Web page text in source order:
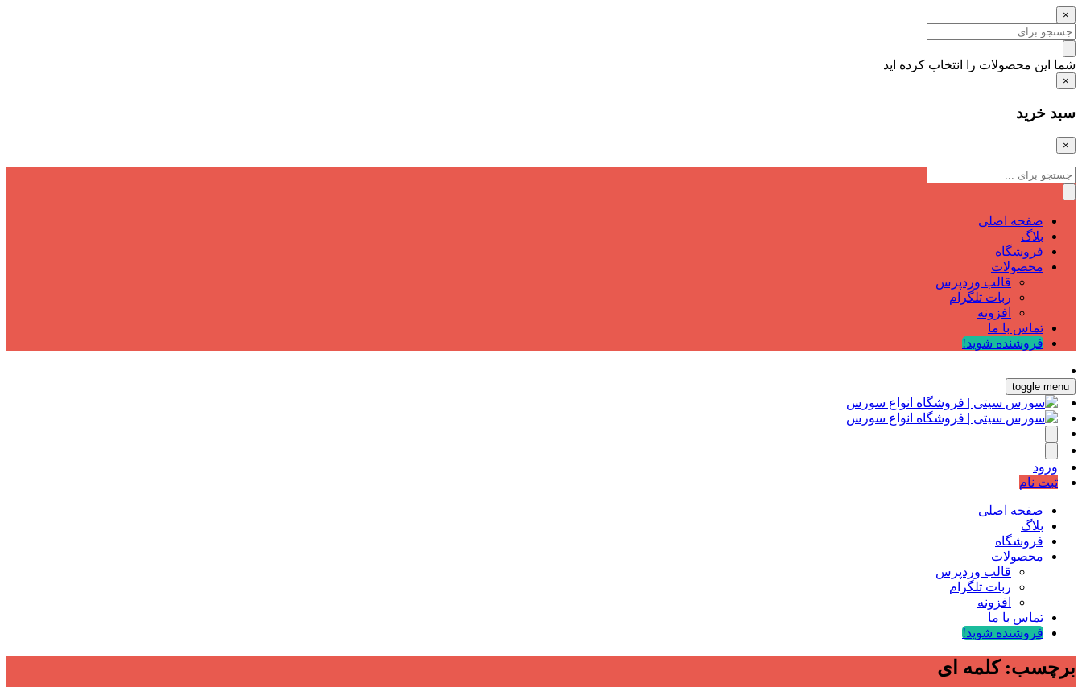
×
شما این محصولات را انتخاب کرده اید
×
سبد خرید
×
صفحه اصلی
بلاگ
فروشگاه
محصولات
قالب وردپرس
ربات تلگرام
افزونه
تماس با ما
فروشنده شوید!
toggle menu
ورود
ثبت نام
صفحه اصلی
بلاگ
فروشگاه
محصولات
قالب وردپرس
ربات تلگرام
افزونه
تماس با ما
فروشنده شوید!
برچسب:کلمه ای